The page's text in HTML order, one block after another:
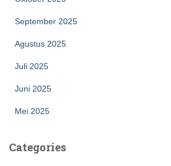
September 2025
Agustus 2025
Juli 2025
Juni 2025
Mei 2025
Categories